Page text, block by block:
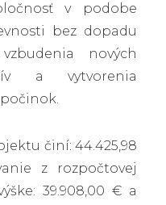
v podobe
bez dopadu
nových
a vytvorenia
činí: 44.425,98
z rozpočtovej
39.908,00 € a